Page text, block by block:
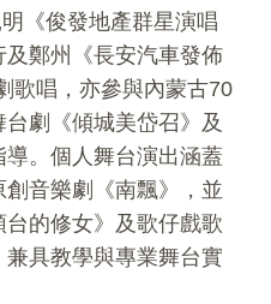
《俊發地產群星演唱
鄭州《長安汽車發佈
歌唱，亦參與內蒙古70
劇《傾城美岱召》及
。個人舞台演出涵蓋
音樂劇《南飄》，並
的修女》及歌仔戲歌
具教學與專業舞台實